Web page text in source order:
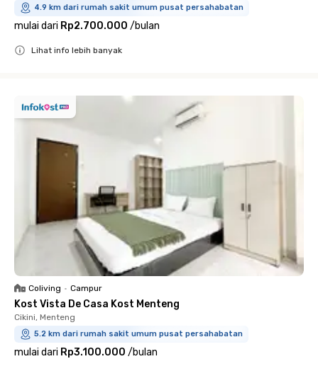
4.9 km dari rumah sakit umum pusat persahabatan
mulai dari Rp2.700.000 /bulan
Lihat info lebih banyak
Coliving • Campur
Kost Vista De Casa Kost Menteng
Cikini, Menteng
5.2 km dari rumah sakit umum pusat persahabatan
mulai dari Rp3.100.000 /bulan